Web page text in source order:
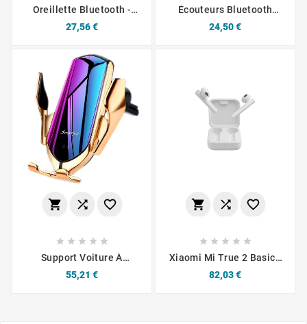
Oreillette Bluetooth -
Prix
27,56 €
Écouteurs Bluetooth
5.3) USB-C Noir
Prix
24,50 €
  
    
Support Voiture À
Automatique Qualité
Prix
55,21 €
  
    
Xiaomi Mi True 2 Basic -
Prix
82,03 €